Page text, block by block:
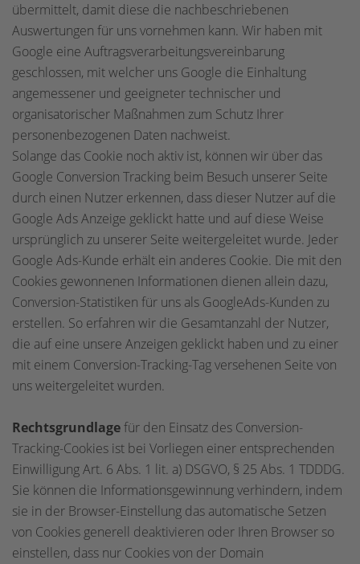
übermittelt, damit diese die nachbeschriebenen
Auswertungen für uns vornehmen kann. Wir haben mit
Google eine Auftragsverarbeitungsvereinbarung
geschlossen, mit welcher uns Google die Einhaltung
angemessener und geeigneter technischer und
organisatorischer Maßnahmen zum Schutz Ihrer
personenbezogenen Daten nachweist.
Solange das Cookie noch aktiv ist, können wir über das
Google Conversion Tracking beim Besuch unserer Seite
durch einen Nutzer erkennen, dass dieser Nutzer auf die
Google Ads Anzeige geklickt hatte und auf diese Weise
ursprünglich zu unserer Seite weitergeleitet wurde. Jeder
Google Ads-Kunde erhält ein anderes Cookie. Die mit den
Cookies gewonnenen Informationen dienen allein dazu,
Conversion-Statistiken für uns als GoogleAds-Kunden zu
erstellen. So erfahren wir die Gesamtanzahl der Nutzer,
die auf eine unsere Anzeigen geklickt haben und zu einer
mit einem Conversion-Tracking-Tag versehenen Seite von
uns weitergeleitet wurden.
Rechtsgrundlagefür den Einsatz des Conversion-
Tracking-Cookies ist bei Vorliegen einer entsprechenden
Einwilligung Art. 6 Abs. 1 lit. a) DSGVO, § 25 Abs. 1 TDDDG.
Sie können die Informationsgewinnung verhindern, indem
sie in der Browser-Einstellung das automatische Setzen
von Cookies generell deaktivieren oder Ihren Browser so
einstellen, dass nur Cookies von der Domain